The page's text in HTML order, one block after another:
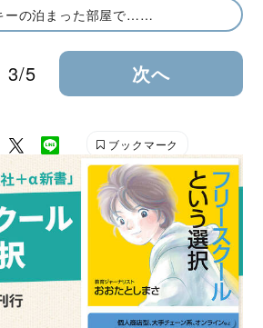
ーの泊まった部屋で……
3/5 次へ
ブックマーク